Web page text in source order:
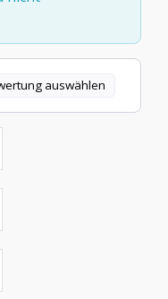
auswählen